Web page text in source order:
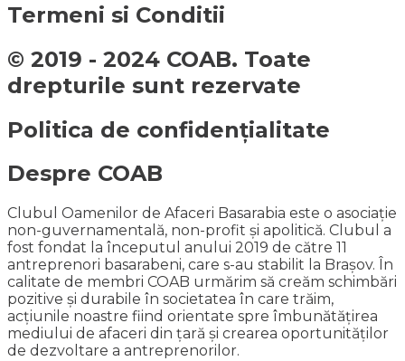
Termeni si Conditii
© 2019 - 2024 COAB. Toate
drepturile sunt rezervate
Politica de confidențialitate
Despre COAB
Clubul Oamenilor de Afaceri Basarabia este o asociație
non-guvernamentală, non-profit și apolitică. Clubul a
fost fondat la începutul anului 2019 de către 11
antreprenori basarabeni, care s-au stabilit la Brașov. În
calitate de membri COAB urmărim să creăm schimbări
pozitive și durabile în societatea în care trăim,
acțiunile noastre fiind orientate spre îmbunătățirea
mediului de afaceri din țară și crearea oportunităților
de dezvoltare a antreprenorilor.